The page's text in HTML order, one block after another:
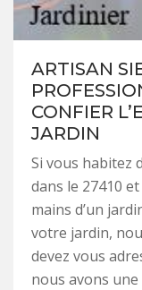
ARTISAN
CONFIER
JARDIN
Si vous habitez
dans le 27410
mains d’un
votre jardin,
devez vous
nous avons